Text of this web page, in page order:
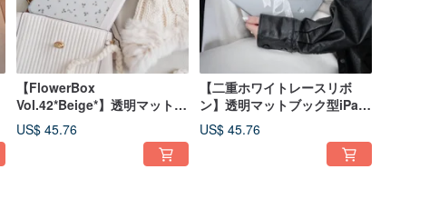
【FlowerBox
Vol.42*Beige*】透明マットブ
ック型iPad保護ケース
US$ 45.76
【二重ホワイトレースリボ
ン】透明マットブック型iPad
保護ケース
US$ 45.76